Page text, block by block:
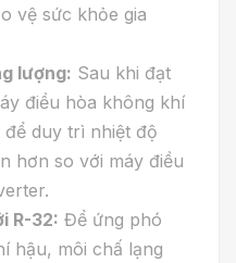
vệ sức khỏe gia
lượng: Sau khi đạt
điều hòa không khí
duy trì nhiệt độ
hơn so với máy điều
R-32: Để ứng phó
hậu, môi chấ lạng